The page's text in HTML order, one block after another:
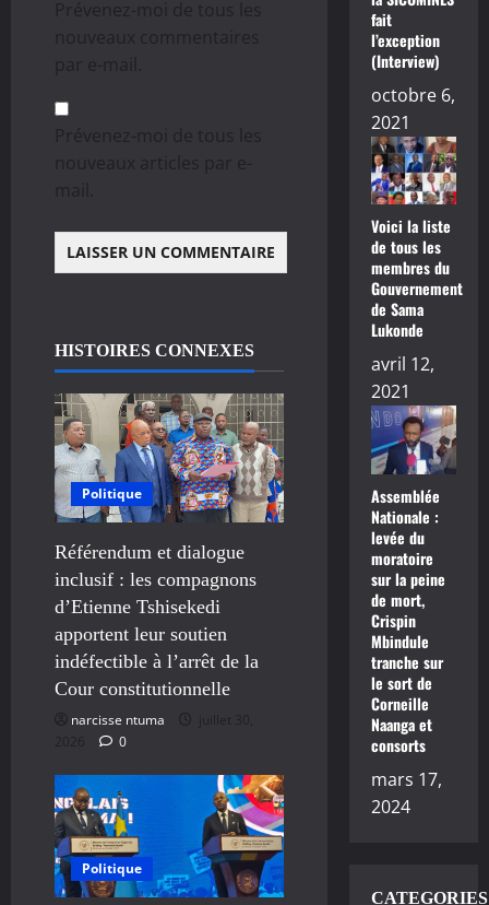
Prévenez-moi de tous les
nouveaux commentaires
par e-mail.
Prévenez-moi de tous les
nouveaux articles par e-
mail.
HISTOIRES CONNEXES
Politique
Référendum et dialogue
inclusif : les compagnons
d’Etienne Tshisekedi
apportent leur soutien
indéfectible à l’arrêt de la
Cour constitutionnelle
narcisse ntuma
juillet 30,
2026
0
Politique
fait
l’exception
(Interview)
octobre 6,
2021
Voici la liste
de tous les
membres du
Gouvernement
de Sama
Lukonde
avril 12,
2021
Assemblée
Nationale :
levée du
moratoire
sur la peine
de mort,
Crispin
Mbindule
tranche sur
le sort de
Corneille
Naanga et
consorts
mars 17,
2024
CATEGORIES